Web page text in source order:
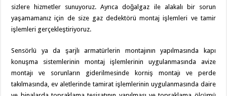
sizlere hizmetler sunuyoruz. Ayrıca doğalgaz ile alakalı bir sorun
yaşamamanız için de size gaz dedektörü montaj işlemleri ve tamir
işlemleri gerçekleştiriyoruz.
Sensörlü ya da şarjlı armatürlerin montajının yapılmasında kapı
konuşma sistemlerinin montaj işlemlerinin uygulanmasında avize
montajı ve sorunların giderilmesinde korniş montajı ve perde
takılmasında, ev aletlerinde tamirat işlemlerinin uygulanmasında daire